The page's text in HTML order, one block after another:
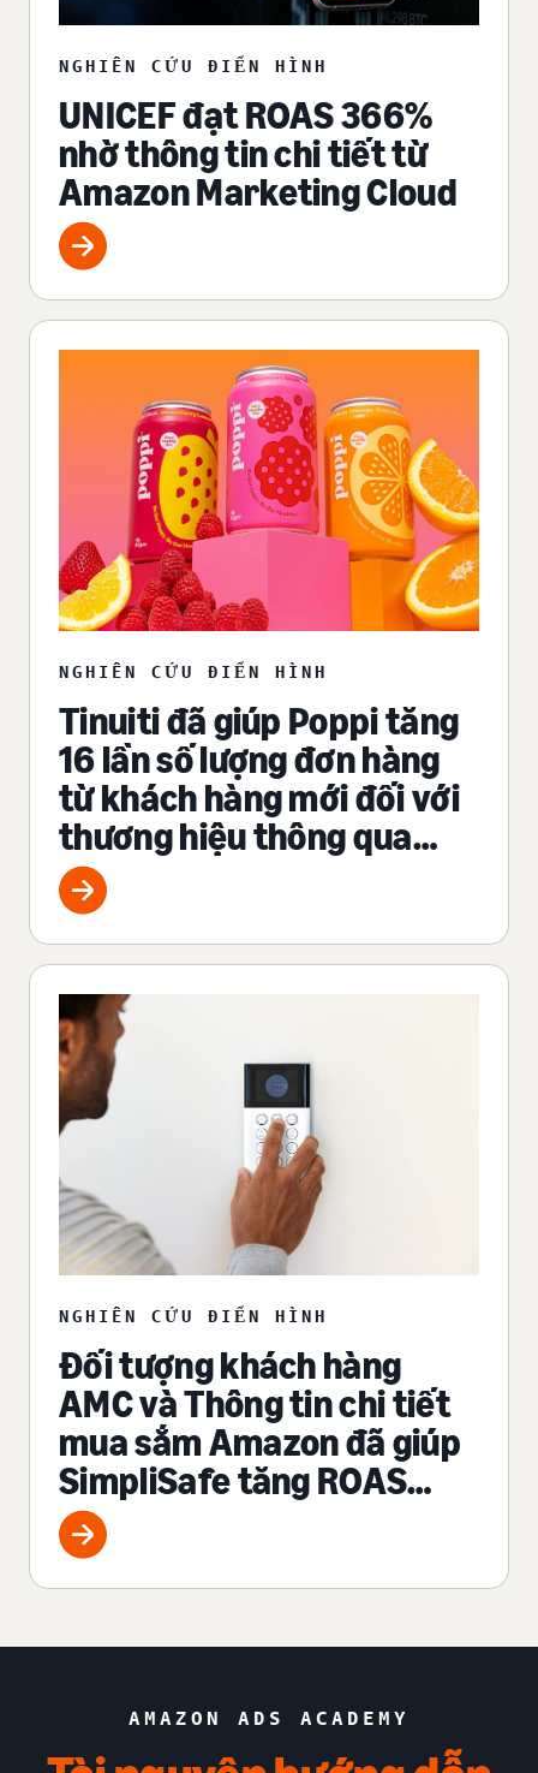
NGHIÊN CỨU ĐIỂN HÌNH
UNICEF đạt ROAS 366%
nhờ thông tin chi tiết từ
Amazon Marketing Cloud
NGHIÊN CỨU ĐIỂN HÌNH
Tinuiti đã giúp Poppi tăng
16 lần số lượng đơn hàng
từ khách hàng mới đối với
thương hiệu thông qua
AMC
NGHIÊN CỨU ĐIỂN HÌNH
Đối tượng khách hàng
AMC và Thông tin chi tiết
mua sắm Amazon đã giúp
SimpliSafe tăng ROAS
109%
AMAZON ADS ACADEMY